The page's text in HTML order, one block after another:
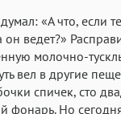
«А что, если
он ведет?»
молочно-
вел в другие
спичек, сто
фонарь. Но